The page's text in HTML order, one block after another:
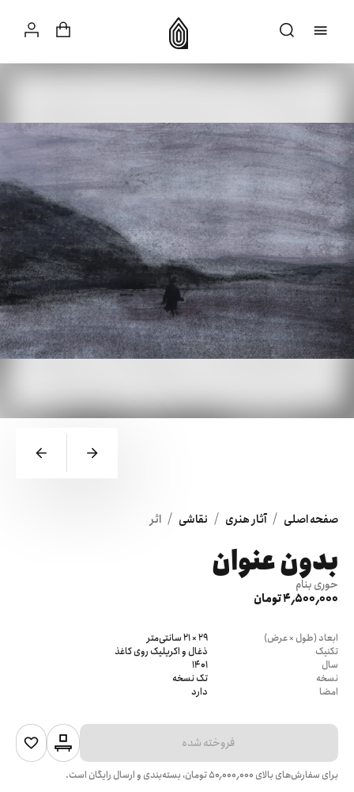
صفحه اصلی / آثار هنری / نقاشی / اثر
بدون عنوان
حوری بنام
4٬500٬000 تومان
ابعاد (طول × عرض)
29 × 21 سانتی‌متر
تکنیک
ذغال و اکریلیک روی کاغذ
سال
1401
نسخه
تک نسخه
امضا
دارد
فروخته شده
برای سفارش‌های بالای ۵۰٬۰۰۰٬۰۰۰تومان، بسته‌بندی و ارسال رایگان است.